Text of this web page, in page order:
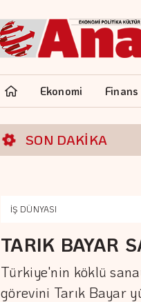
Ekonomi Finans
SON DAKİKA
İŞ DÜNYASI
TARIK BAYAR
Türkiye'nin köklü
görevini Tarık Bayar